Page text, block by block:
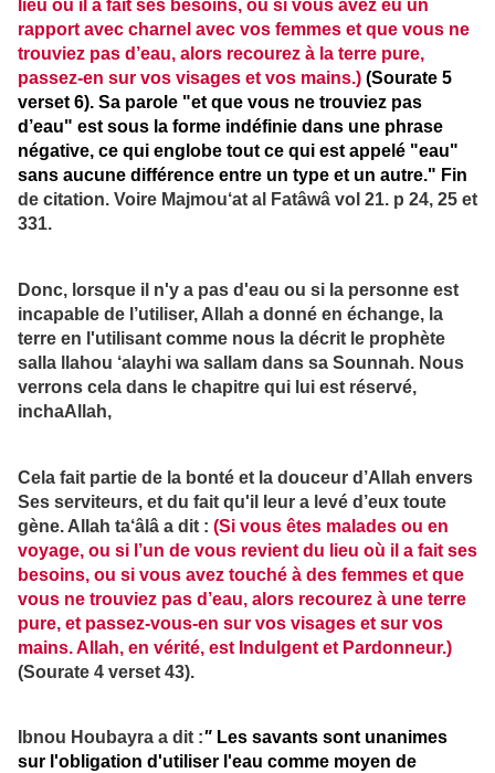
lieu où il a fait ses besoins, ou si vous avez eu un
rapport avec charnel avec vos femmes et que vous ne
trouviez pas d’eau, alors recourez à la terre pure,
passez-en sur vos visages et vos mains.) (Sourate 5
verset 6). Sa parole "et que vous ne trouviez pas
d’eau" est sous la forme indéfinie dans une phrase
négative, ce qui englobe tout ce qui est appelé "eau"
sans aucune différence entre un type et un autre." Fin
de citation. Voire Majmou‘at al Fatâwâ vol 21. p 24, 25 et
331.
Donc, lorsque il n'y a pas d'eau ou si la personne est
incapable de l’utiliser, Allah a donné en échange, la
terre en l'utilisant comme nous la décrit le prophète
salla llahou ‘alayhi wa sallam dans sa Sounnah. Nous
verrons cela dans le chapitre qui lui est réservé,
inchaAllah,
Cela fait partie de la bonté et la douceur d’Allah envers
Ses serviteurs, et du fait qu'il leur a levé d’eux toute
gène. Allah ta‘âlâ a dit : (Si vous êtes malades ou en
voyage, ou si l’un de vous revient du lieu où il a fait ses
besoins, ou si vous avez touché à des femmes et que
vous ne trouviez pas d’eau, alors recourez à une terre
pure, et passez-vous-en sur vos visages et sur vos
mains. Allah, en vérité, est Indulgent et Pardonneur.)
(Sourate 4 verset 43).
Ibnou Houbayra a dit :" Les savants sont unanimes
sur l'obligation d'utiliser l'eau comme moyen de